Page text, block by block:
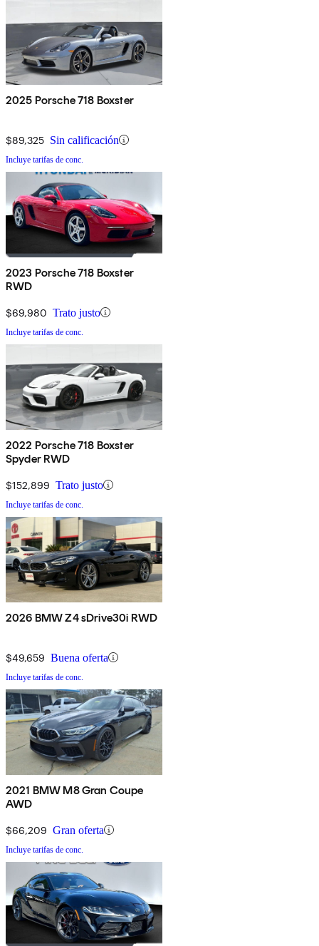
2025 Porsche 718 Boxster
$89,325 Sin calificación
Incluye tarifas de conc.
2023 Porsche 718 Boxster
RWD
$69,980 Trato justo
Incluye tarifas de conc.
2022 Porsche 718 Boxster
Spyder RWD
$152,899 Trato justo
Incluye tarifas de conc.
2026 BMW Z4 sDrive30i RWD
$49,659 Buena oferta
Incluye tarifas de conc.
2021 BMW M8 Gran Coupe
AWD
$66,209 Gran oferta
Incluye tarifas de conc.